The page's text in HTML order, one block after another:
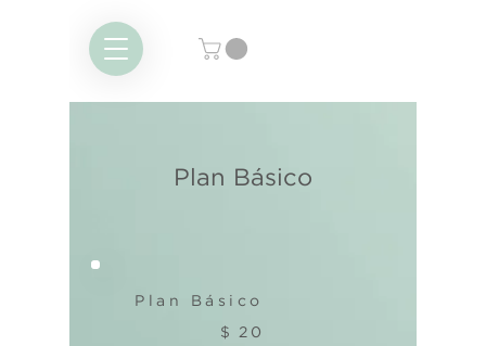
Plan Básico
Plan Básico
$ 20